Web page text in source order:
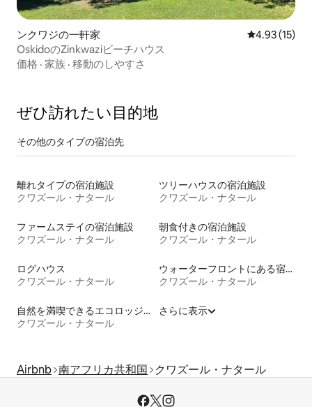
ンクワジの一軒家 レビュー15
4.93 (15)
OskidoのZinkwaziビーチハウス
価格 · 家族 · 移動のしやすさ
ぜひ訪⁠れ⁠た⁠い目⁠的⁠地
その他のタ⁠イ⁠プ⁠の宿⁠泊⁠先
離れタイプの宿泊施設
クワズール・ナタール
ツリーハウスの宿泊施設
クワズール・ナタール
ファームステイの宿泊施設
クワズール・ナタール
朝食付きの宿泊施設
クワズール・ナタール
ログハウス
クワズール・ナタール
ウォーターフロントにある宿泊施設
クワズール・ナタール
自然を満喫できるエコロッジの宿泊施設
クワズール・ナタール
さらに表示
Airbnb 南アフリカ共和国 クワズール・ナタール